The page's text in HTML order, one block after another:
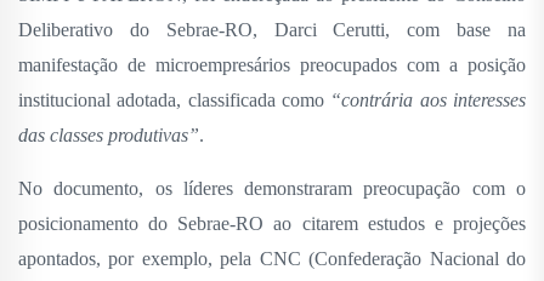
Deliberativo do Sebrae-RO, Darci Cerutti, com base na
manifestação de microempresários preocupados com a posição
institucional adotada, classificada como “contrária aos interesses
das classes produtivas”.
No documento, os líderes demonstraram preocupação com o
posicionamento do Sebrae-RO ao citarem estudos e projeções
apontados, por exemplo, pela CNC (Confederação Nacional do